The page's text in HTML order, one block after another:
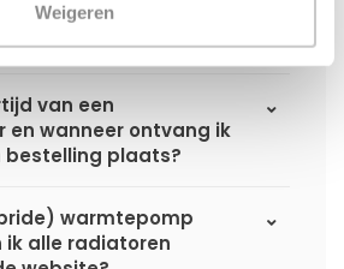
Weigeren
de benodigde capaciteit
van een
en wanneer ontvang ik
bestelling plaats?
warmtepomp
alle radiatoren